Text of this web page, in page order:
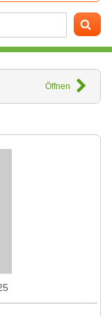
Öffnen